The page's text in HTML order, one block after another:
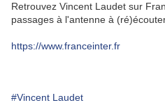
Retrouvez Vincent Laudet sur
passages à l'antenne à
https://www.franceinter.fr
#Vincent Laudet